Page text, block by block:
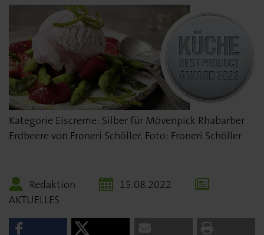
Kategorie Eiscreme: Silber für Mövenpick Rhabarber
Erdbeere von Froneri Schöller. Foto: Froneri Schöller
Redaktion
15.08.2022
AKTUELLES